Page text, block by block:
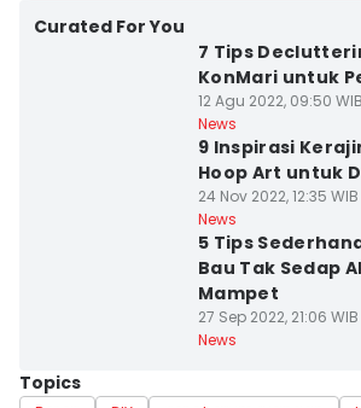
Curated For You
7 Tips
KonMari untuk
12 Agu 2022, 09:50 WIB
News
9 Inspirasi
Hoop Art untuk
24 Nov 2022, 12:35 WIB
News
5 Tips
Bau Tak Sedap
Mampet
27 Sep 2022, 21:06 WIB
News
Topics